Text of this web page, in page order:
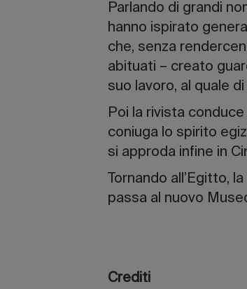
Parlando di grandi
hanno ispirato
che, senza
abituati – creato
suo lavoro, al quale
Poi la rivista
coniuga lo spirito
si approda infine in
Tornando all’Egitto,
passa al nuovo
Crediti